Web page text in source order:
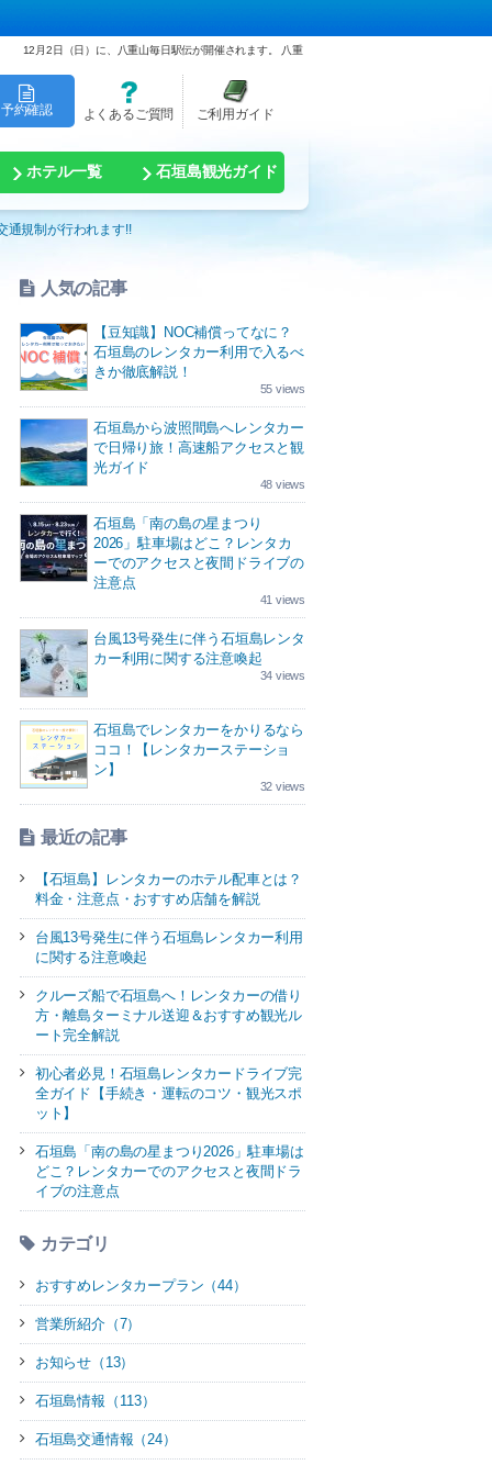
12月2日（日）に、八重山毎日駅伝が開催されます。 八重
よくあるご質問 ご利用ガイド
予約確認
ホテル一覧 石垣島観光ガイド
通規制が行われます!!
人気の記事
【豆知識】NOC補償ってなに？
石垣島のレンタカー利用で入るべ
きか徹底解説！
55 views
石垣島から波照間島へレンタカー
で日帰り旅！高速船アクセスと観
光ガイド
48 views
石垣島「南の島の星まつり
2026」駐車場はどこ？レンタカ
ーでのアクセスと夜間ドライブの
注意点
41 views
台風13号発生に伴う石垣島レンタ
カー利用に関する注意喚起
34 views
石垣島でレンタカーをかりるなら
ココ！【レンタカーステーショ
ン】
32 views
最近の記事
【石垣島】レンタカーのホテル配車とは？
料金・注意点・おすすめ店舗を解説
台風13号発生に伴う石垣島レンタカー利用
に関する注意喚起
クルーズ船で石垣島へ！レンタカーの借り
方・離島ターミナル送迎＆おすすめ観光ル
ート完全解説
初心者必見！石垣島レンタカードライブ完
全ガイド【手続き・運転のコツ・観光スポ
ット】
石垣島「南の島の星まつり2026」駐車場は
どこ？レンタカーでのアクセスと夜間ドラ
イブの注意点
カテゴリ
おすすめレンタカープラン（44）
営業所紹介（7）
お知らせ（13）
石垣島情報（113）
石垣島交通情報（24）